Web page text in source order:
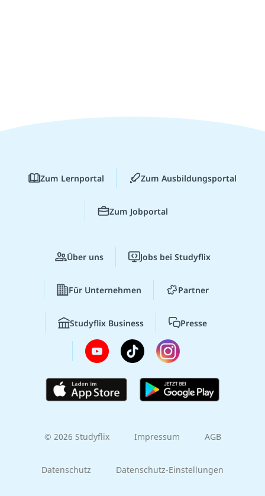
Zum Lernportal Zum Ausbildungsportal
Zum Jobportal
Über uns Jobs bei Studyflix
Für Unternehmen Partner
Studyflix Business Presse
© 2026 Studyflix Impressum AGB
Datenschutz Datenschutz-Einstellungen